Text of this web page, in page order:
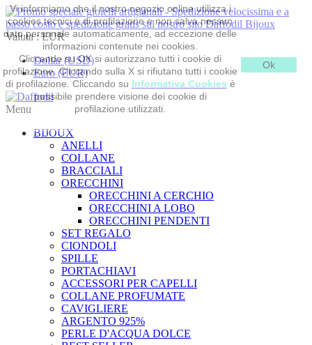
Valuta : EUR
Dollar (USD)
Euro (EUR)
Menu
BIJOUX
ANELLI
COLLANE
BRACCIALI
ORECCHINI
ORECCHINI A CERCHIO
ORECCHINI A LOBO
ORECCHINI PENDENTI
SET REGALO
CIONDOLI
SPILLE
PORTACHIAVI
ACCESSORI PER CAPELLI
COLLANE PROFUMATE
CAVIGLIERE
ARGENTO 925%
PERLE D'ACQUA DOLCE
Vi informiamo che il nostro negozio online utilizza i
cookies tecnici e di profilazione e non salva nessun
dato personale automaticamente, ad eccezione delle
informazioni contenute nei cookies.
Cliccando su OK si autorizzano tutti i cookie di
profilazione. Cliccando sulla X si rifiutano tutti i cookie
di profilazione. Cliccando su Informativa Cookies è
possibile prendere visione dei cookie di
profilazione utilizzati.
Ok